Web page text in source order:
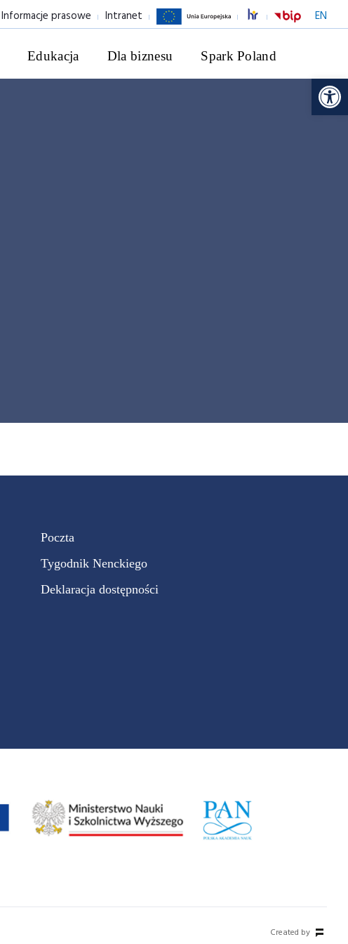
EN
Informacje prasowe Intranet
Edukacja Dla biznesu Spark Poland
Poczta
Tygodnik Nenckiego
Deklaracja dostępności
Created by